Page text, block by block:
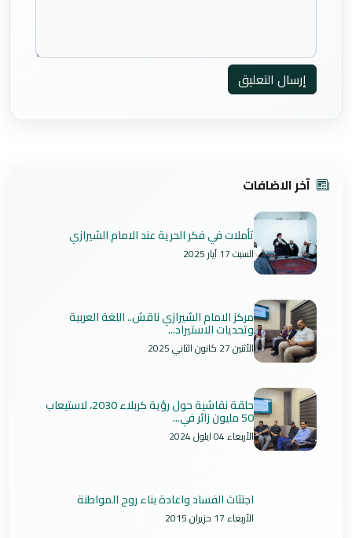
إرسال التعليق
آخر الاضافات
تأملات في فكر الحرية عند الامام الشيرازي
السبت 17 آيار 2025
مركز الامام الشيرازي ناقش.. اللغة العربية
وتحديات الاستيراد...
الأثنين 27 كانون الثاني 2025
حلقة نقاشية حول رؤية كربلاء 2030، لاستيعاب
50 مليون زائر في...
الأربعاء 04 ايلول 2024
اجتثاث الفساد واعادة بناء روح المواطنة
الأربعاء 17 حزيران 2015